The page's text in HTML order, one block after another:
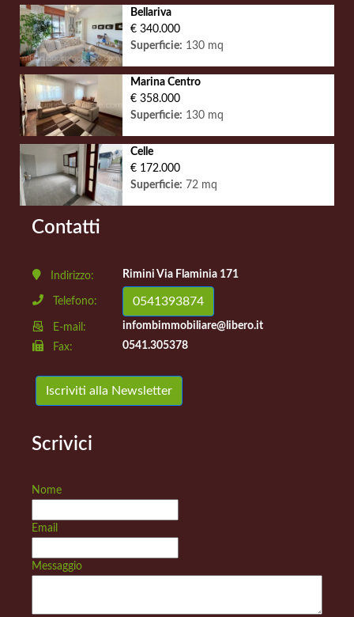
Bellariva
€ 340.000
Superficie: 130 mq
Marina Centro
€ 358.000
Superficie: 130 mq
Celle
€ 172.000
Superficie: 72 mq
Contatti
Indirizzo: Rimini Via Flaminia 171
Telefono: 0541393874
E-mail:
infombimmobiliare@libero.it
Fax:
0541.305378
Iscriviti alla Newsletter
Scrivici
Nome
Email
Messaggio